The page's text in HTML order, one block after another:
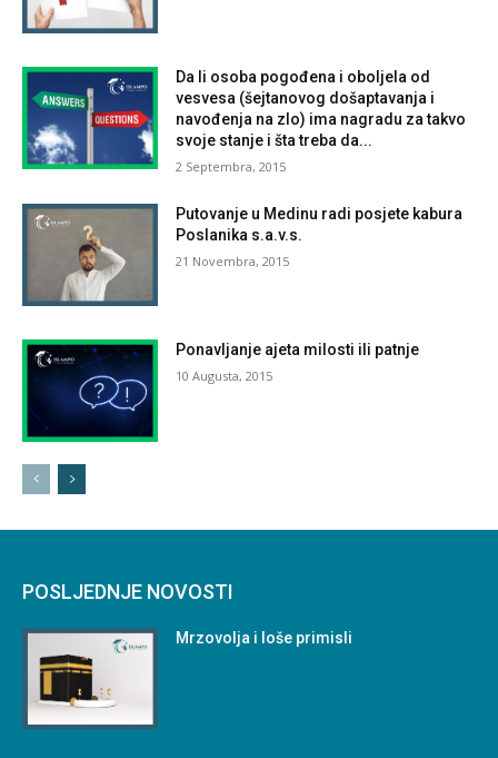
Da li osoba pogođena i oboljela od
vesvesa (šejtanovog došaptavanja i
navođenja na zlo) ima nagradu za takvo
svoje stanje i šta treba da...
2 Septembra, 2015
Putovanje u Medinu radi posjete kabura
Poslanika s.a.v.s.
21 Novembra, 2015
Ponavljanje ajeta milosti ili patnje
10 Augusta, 2015
POSLJEDNJE NOVOSTI
Mrzovolja i loše primisli